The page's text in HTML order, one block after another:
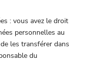
: vous avez le droit
personnelles au
les transférer dans
du